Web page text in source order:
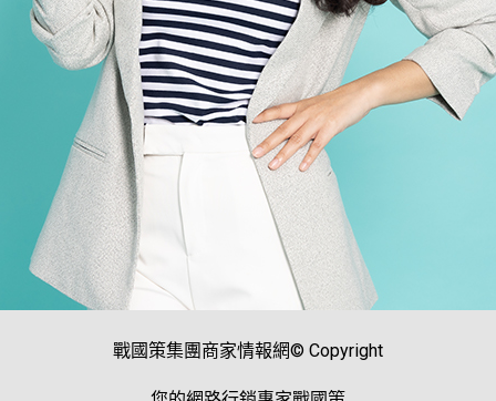
戰國策集團商家情報網© Copyright